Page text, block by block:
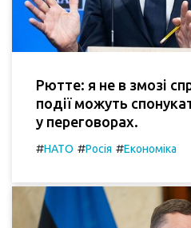
Рютте: я не в змозі
події можуть
у переговорах.
#НАТО #Росія #Економіка